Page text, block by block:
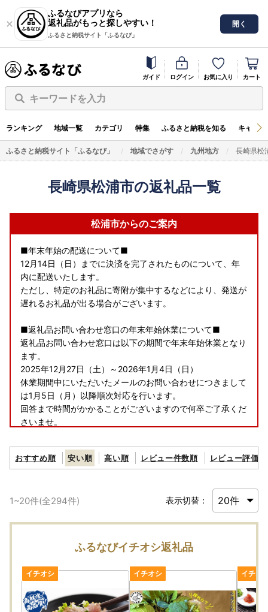
ふるなびアプリなら
返礼品がもっと探しやすい！
ふるさと納税サイト「ふるなび」
開く
ガイド ログイン お気に入り カート
キーワードを入力
ランキング 地域一覧 カテゴリ 特集 ふるさと納税を知る キャン
ふるさと納税サイト「ふるなび」 地域でさがす 九州地方 長崎県松
長崎県松浦市の返礼品一覧
松浦市からのご案内
■年末年始の配送について■
12月14日（日）までに決済を完了されたものについて、年
内に配送いたします。
ただし、特定のお礼品に寄附が集中するなどにより、発送が
遅れるお礼品が出る場合がございます。
■返礼品お問い合わせ窓口の年末年始休業について■
返礼品お問い合わせ窓口は以下の期間で年末年始休業となり
ます。
2025年12月27日（土）～2026年1月4日（日）
休業期間中にいただいたメールのお問い合わせにつきまして
は1月5日（月）以降順次対応を行います。
回答まで時間がかかることがございますので何卒ご了承くだ
さいませ。
【書類の送付について】
2025年中の寄附のワンストップ特例申請の手続き期限は20
26年1月10日（土）となります。
2025年12月29日（月）までにご入金いただいた寄附につい
ては、必要書類を年内に発送いたします。
2025年12月30日（火）～12月31日（水）のご入金分は、2
026年1月3日（土）までに発送いたします。
※年末年始は、郵便の発送が遅れる場合がございます。時間
に余裕をもった申請をお願いいたします。
・寄附金受領証明書
おすすめ順 安い順 高い順 レビュー件数順 レビュー評価順
1~20件(全294件) 表示切替：
ふるなびイチオシ返礼品